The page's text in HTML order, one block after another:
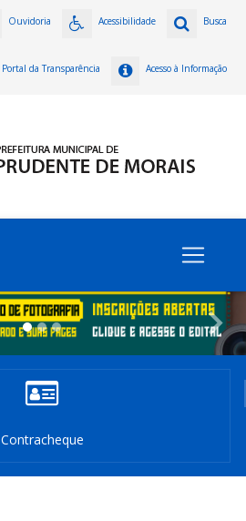
Busca
Acessibilidade
Ouvidoria
Acesso à Informação
Portal da Transparência
Next
Contracheque